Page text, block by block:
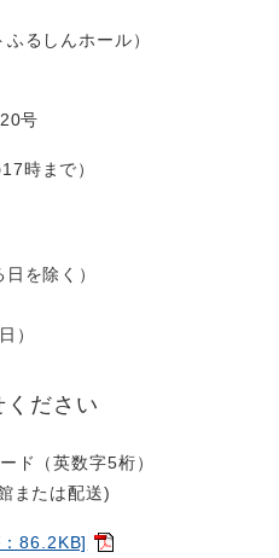
るしんホール）
号
時まで）
を除く）
）
ください
ド（英数字5桁）
または配送)
86.2KB]